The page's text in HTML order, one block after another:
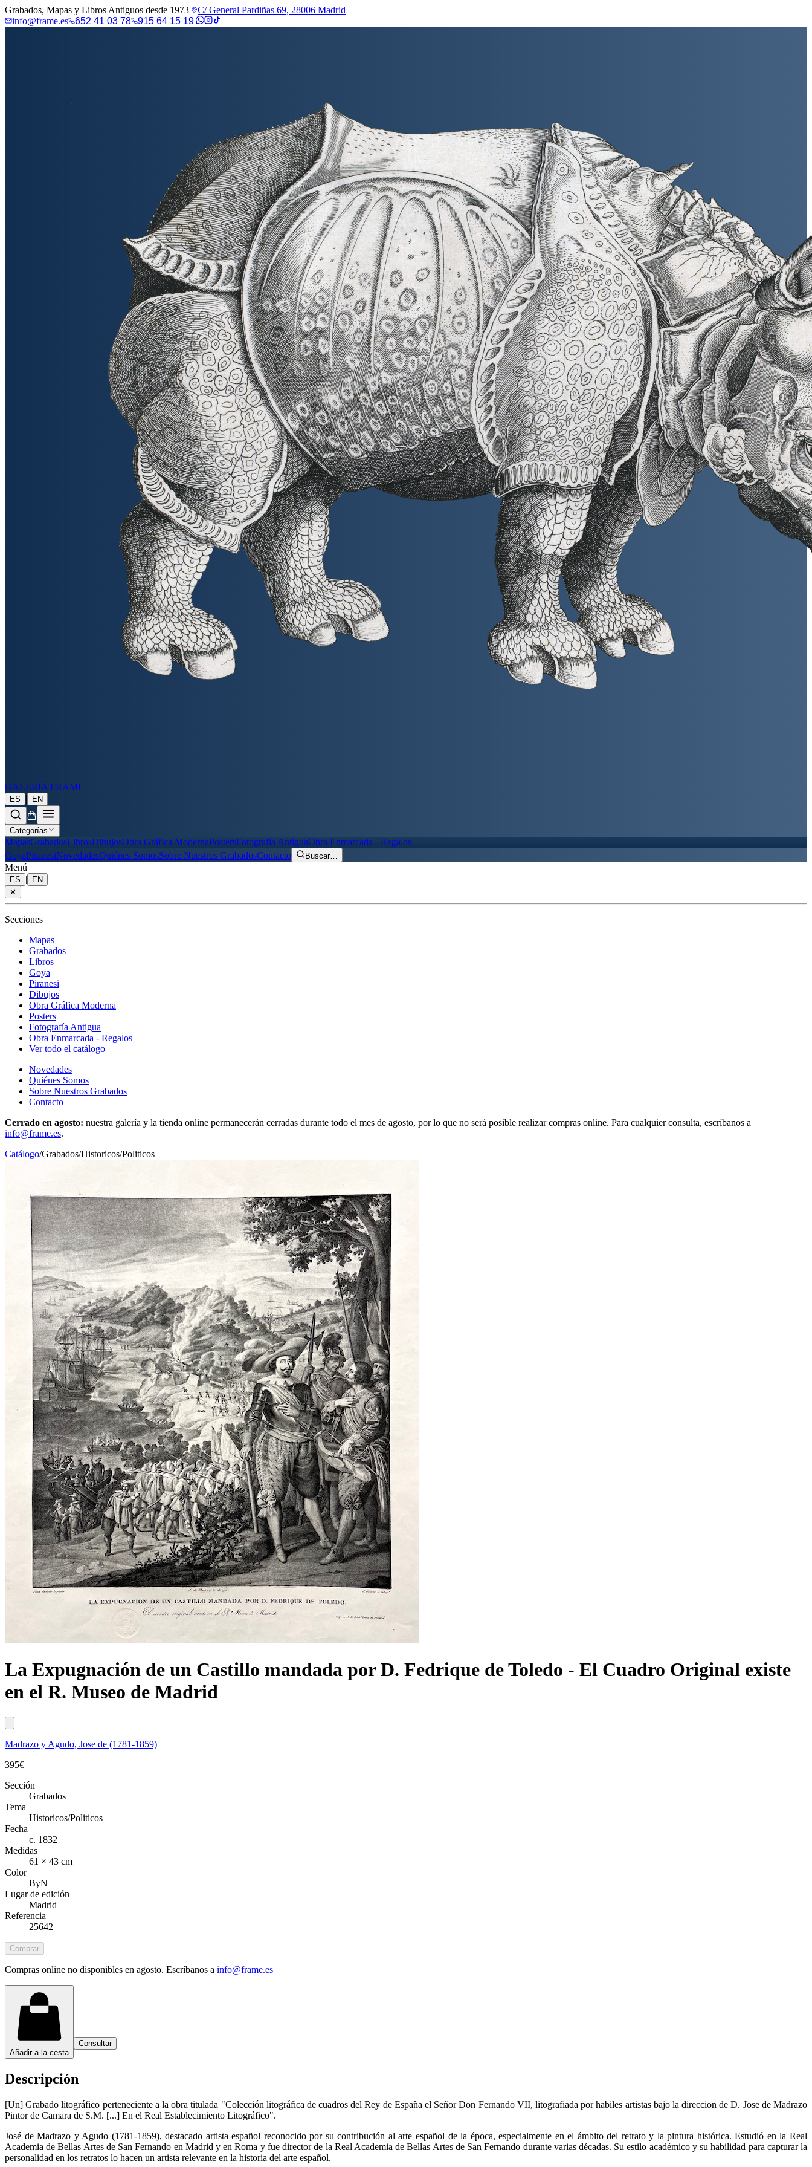
Grabados, Mapas y Libros Antiguos desde 1973|
C/ General Pardiñas 69, 28006 Madrid
info@frame.es
652 41 03 78 915 64 15 19|
GALERÍA FRAME
ES | EN
Categorías
MapasGrabadosLibrosDibujosObra Gráfica ModernaPostersFotografía AntiguaObra Enmarcada - Regalos
GoyaPiranesiNovedadesQuiénes SomosSobre Nuestros GrabadosContacto Buscar…
Menú
ES |
EN
✕
Secciones
Mapas
Grabados
Libros
Goya
Piranesi
Dibujos
Obra Gráfica Moderna
Posters
Fotografía Antigua
Obra Enmarcada - Regalos
Ver todo el catálogo
Novedades
Quiénes Somos
Sobre Nuestros Grabados
Contacto
Cerrado en agosto: nuestra galería y la tienda online permanecerán cerradas durante todo el mes de agosto, por lo que no será posible realizar compras online. Para cualquier consulta, escríbanos a
info@frame.es.
Catálogo/Grabados/Historicos/Politicos
La Expugnación de un Castillo mandada por D. Fedrique de Toledo - El Cuadro Original existe
en el R. Museo de Madrid
Madrazo y Agudo, Jose de (1781-1859)
395€
Sección
Grabados
Tema
Historicos/Politicos
Fecha
c. 1832
Medidas
61 × 43 cm
Color
ByN
Lugar de edición
Madrid
Referencia
25642
Comprar
Compras online no disponibles en agosto. Escríbanos a info@frame.es
Añadir a la cesta
Consultar
Descripción
[Un] Grabado litográfico perteneciente a la obra titulada "Colección litográfica de cuadros del Rey de España el Señor Don Fernando VII, litografiada por habiles artistas bajo la direccion de D. Jose de Madrazo
Pintor de Camara de S.M. [...] En el Real Establecimiento Litográfico".
José de Madrazo y Agudo (1781-1859), destacado artista español reconocido por su contribución al arte español de la época, especialmente en el ámbito del retrato y la pintura histórica. Estudió en la Real
Academia de Bellas Artes de San Fernando en Madrid y en Roma y fue director de la Real Academia de Bellas Artes de San Fernando durante varias décadas. Su estilo académico y su habilidad para capturar la
personalidad en los retratos lo hacen un artista relevante en la historia del arte español.